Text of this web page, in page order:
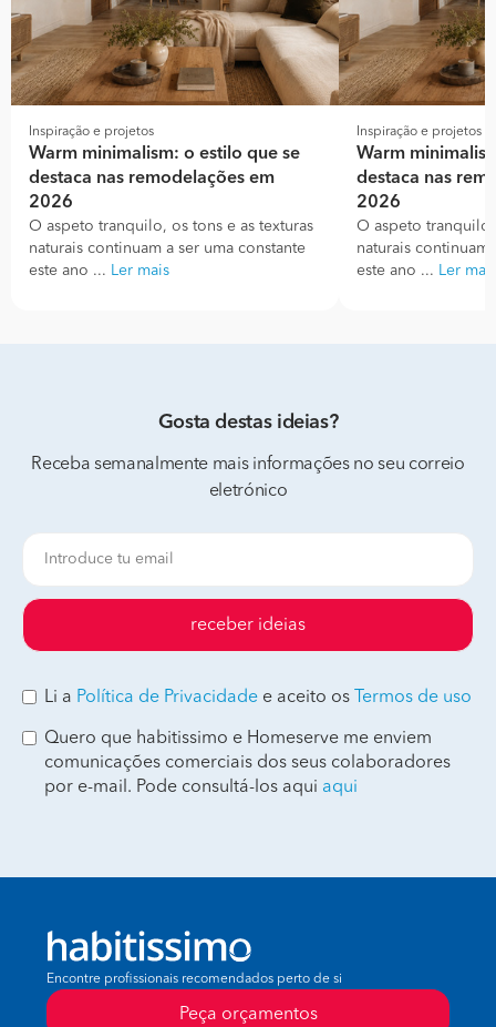
Inspiração e projetos
Warm minimalism: o estilo que se
destaca nas remodelações em
2026
O aspeto tranquilo, os tons e as texturas
naturais continuam a ser uma constante
este ano ... Ler mais
Inspiração e projetos
Warm
destaca nas
2026
O aspeto
naturais continuam
este ano ... Ler mais
Gosta destas ideias?
Receba semanalmente mais informações no seu correio
eletrónico
receber ideias
Li a Política de Privacidade e aceito os Termos de uso
Quero que habitissimo e Homeserve me enviem
comunicações comerciais dos seus colaboradores
por e-mail. Pode consultá-los aqui aqui
Encontre profissionais recomendados perto de si
Peça orçamentos